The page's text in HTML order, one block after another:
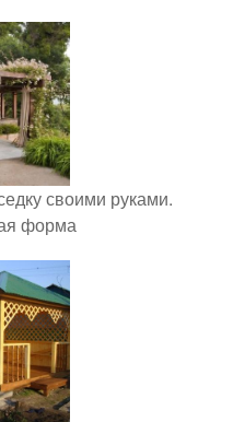
своими руками.
форма